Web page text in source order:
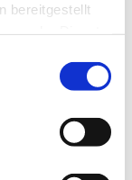
bereitgestellt